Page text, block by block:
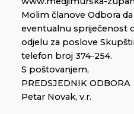
Molim članove Odbora
eventualnu spriječenost
odjelu za poslove
telefon broj 374-254.
S poštovanjem,
PREDSJEDNIK ODBORA
Petar Novak, v.r.